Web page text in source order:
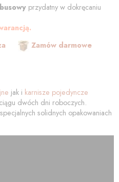
przydatny w dokręcaniu
Zamów darmowe
jak i karnisze pojedyncze
dwóch dni roboczych.
solidnych opakowaniach